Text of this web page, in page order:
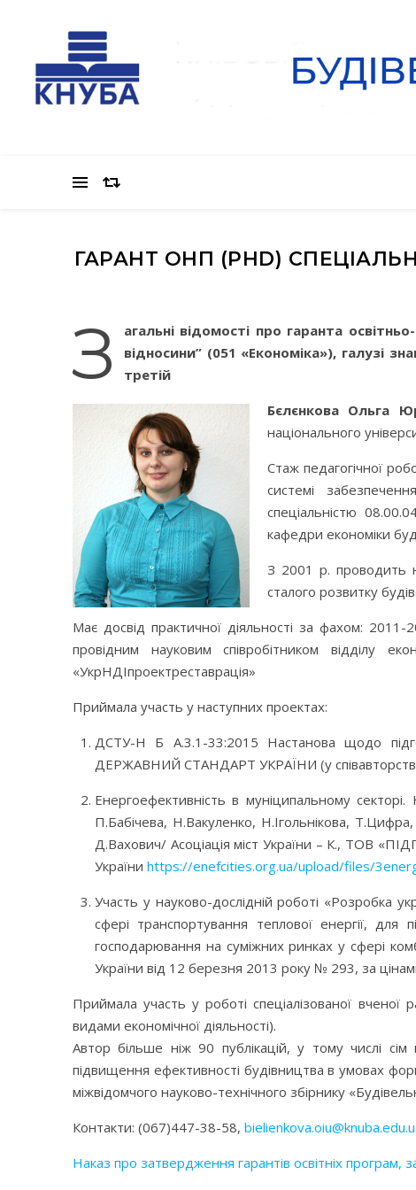
ГАРАНТ ОНП (PHD)
З
агальні відомості про гаранта
відносини” (051 «Економіка»), галузі
третій
Бєлєнкова Ольга
національного
Стаж педагогічної
системі
спеціальністю
кафедри економіки
З 2001 р. проводить
сталого розвитку
Має досвід практичної діяльності за фахом:
провідним науковим співробітником відділу
«УкрНДІпроектреставрація»
Приймала участь у наступних проектах:
ДСТУ-Н Б А.3.1-33:2015 Настанова щодо
ДЕРЖАВНИЙ СТАНДАРТ УКРАЇНИ (у
Енергоефективність в муніципальному
П.Бабічева, Н.Вакуленко, Н.Ігольнікова,
Д.Вахович/ Асоціація міст України – К., ТОВ
України https://enefcities.org.ua/upload/files/
Участь у науково-дослідній роботі «Розробка
сфері транспортування теплової енергії, для
господарювання на суміжних ринках у сфері
України від 12 березня 2013 року № 293, за
Приймала участь у роботі спеціалізованої
видами економічної діяльності).
Автор більше ніж 90 публікацій, у тому числі
підвищення ефективності будівництва в умовах
міжвідомчого науково-технічного збірнику
Контакти: (067)447-38-58,
Наказ про затвердження гарантів освітніх програм,